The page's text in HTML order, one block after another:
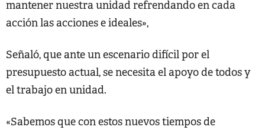
mantener nuestra unidad refrendando en cada
acción las acciones e ideales»,
Señaló, que ante un escenario difícil por el
presupuesto actual, se necesita el apoyo de todos y
el trabajo en unidad.
«Sabemos que con estos nuevos tiempos de